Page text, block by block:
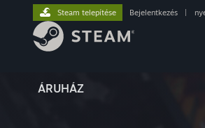
ÁRUHÁZ
Steam telepítése Bejelentkezés